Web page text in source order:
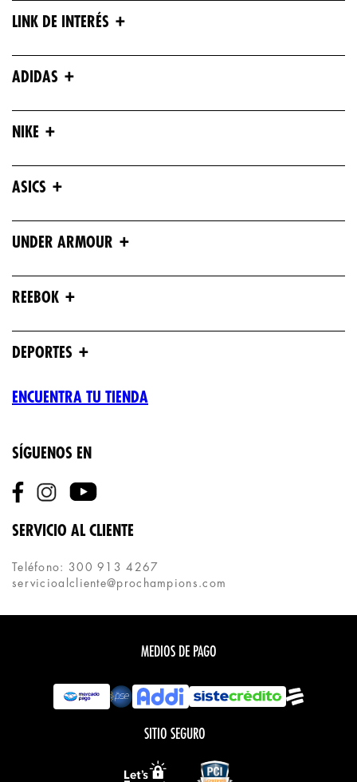
LINK DE INTERÉS +
ADIDAS +
NIKE +
ASICS +
UNDER ARMOUR +
REEBOK +
DEPORTES +
ENCUENTRA TU TIENDA
SÍGUENOS EN
SERVICIO AL CLIENTE
Teléfono: 300 913 4267
servicioalcliente@prochampions.com
MEDIOS DE PAGO
SITIO SEGURO